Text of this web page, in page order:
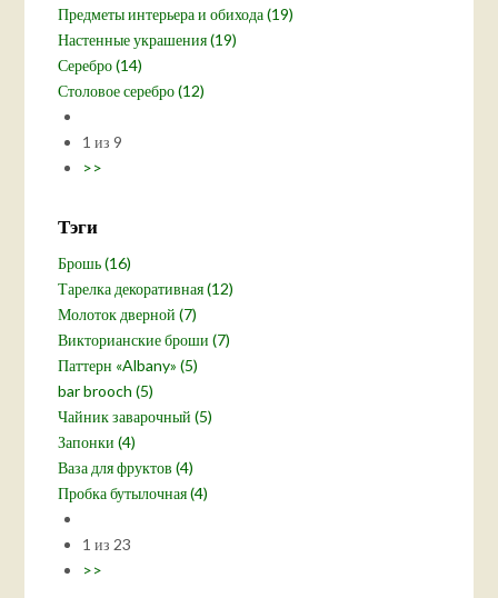
Предметы интерьера и обихода (19)
Настенные украшения (19)
Серебро (14)
Столовое серебро (12)
1 из 9
>>
Тэги
Брошь (16)
Тарелка декоративная (12)
Молоток дверной (7)
Викторианские броши (7)
Паттерн «Albany» (5)
bar brooch (5)
Чайник заварочный (5)
Запонки (4)
Ваза для фруктов (4)
Пробка бутылочная (4)
1 из 23
>>